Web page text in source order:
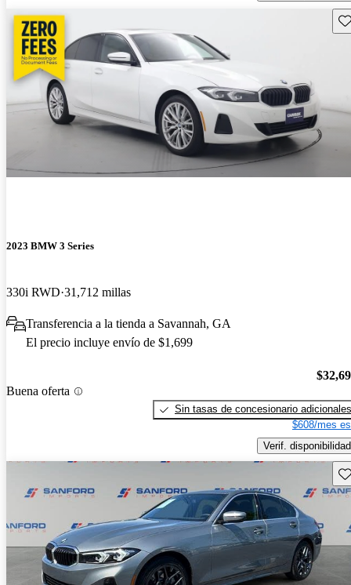
2023 BMW 3 Series
330i RWD 31,712 millas
Transferencia a la tienda a Savannah, GA
El precio incluye envío de $1,699
Buena oferta
Sin tasas de concesionario adicionales
$608/mes
Verif. disponibilidad